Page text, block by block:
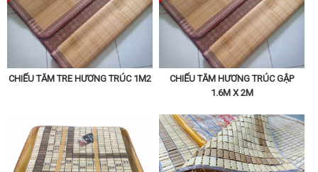
CHIẾU TĂM TRE HƯƠNG TRÚC 1M2
CHIẾU TĂM HƯƠNG TRÚC GẬP
1.6M X 2M